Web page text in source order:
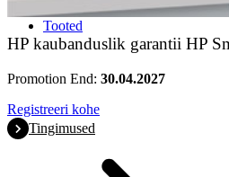
Tooted
HP kaubanduslik garantii HP
Promotion End: 30.04.2027
Registreeri kohe
Tingimused